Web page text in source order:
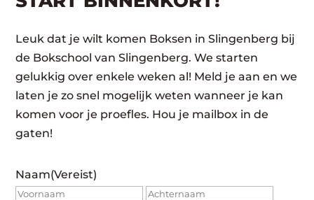
Leuk dat je wilt komen Boksen in Slingenberg bij
de Bokschool van Slingenberg. We starten
gelukkig over enkele weken al! Meld je aan en we
laten je zo snel mogelijk weten wanneer je kan
komen voor je proefles. Hou je mailbox in de
gaten!
Naam(Vereist)
Voornaam